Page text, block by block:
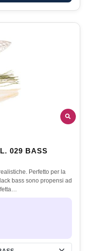
029 BASS
Perfetto per la
bass sono propensi ad